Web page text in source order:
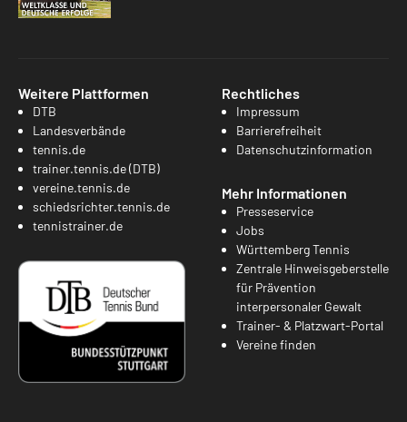
Weitere Plattformen
DTB
Landesverbände
tennis.de
trainer.tennis.de (DTB)
vereine.tennis.de
schiedsrichter.tennis.de
tennistrainer.de
Rechtliches
Impressum
Barrierefreiheit
Datenschutzinformation
Mehr Informationen
Presseservice
Jobs
Württemberg Tennis
Zentrale Hinweisgeberstelle
für Prävention
interpersonaler Gewalt
Trainer- & Platzwart-Portal
Vereine finden